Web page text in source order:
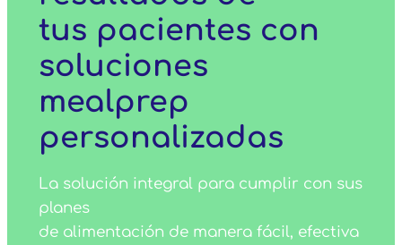
tus pacientes con
soluciones
mealprep
personalizadas
La solución integral para cumplir con sus
planes
de alimentación de manera fácil, efectiva